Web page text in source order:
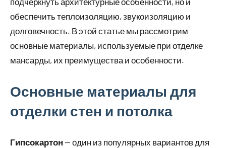
обеспечить теплоизоляцию, звукоизоляцию и
долговечность. В этой статье мы рассмотрим
основные материалы, используемые при отделке
мансарды, их преимущества и особенности.
Основные материалы для
отделки стен и потолка
Гипсокартон — один из популярных вариантов для